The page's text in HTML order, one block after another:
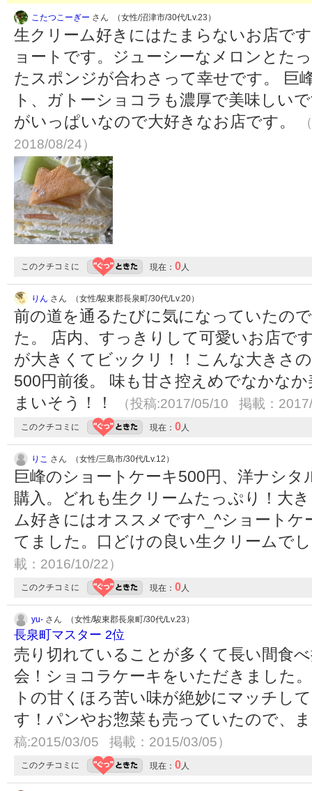
こたつこーぎー さん （女性/沼津市/30代/Lv.23）
生クリーム好きにはたまらないお店で
ョートです。ジューシーなメロンとた
たスポンジが合わさって幸せです。 巨
ト、ガトーショコラも濃厚で美味しい
がいっぱいなので大好きなお店です。
2018/08/24）
このクチコミに 現在： 0 人
りん さん （女性/駿東郡長泉町/30代/Lv.20）
前の道を通るたびに気になっていたの
た。 店内、すっきりして可愛いお店で
が大きくてビックリ！！こんな大きさ
500円前後。 味も甘さ控えめでなかな
まいそう！！
（投稿:2017/05/10 掲載：
このクチコミに 現在： 0 人
りこ さん （女性/三島市/30代/Lv.12）
巨峰のショートケーキ500円、洋ナシ
購入。どれも生クリームたっぷり！大
ム好きにはオススメです^_^ショート
てました。口どけの良い生クリームで
載：2016/10/22）
このクチコミに 現在： 0 人
yu- さん （女性/駿東郡長泉町/30代/Lv.23）
長泉町マスター 2位
売り切れていることが多くて長い間食
会！ショコラケーキをいただきました
トの甘くほろ苦い味が絶妙にマッチし
す！パンやお惣菜も売っていたので、
稿:2015/03/05 掲載：2015/03/05）
このクチコミに 現在： 0 人